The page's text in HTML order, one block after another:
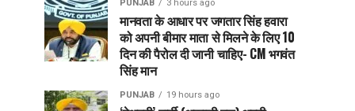
PUNJAB 3 hours ago
मानवता के आधार पर जगतार सिंह हवारा
को अपनी बीमार माता से मिलने के लिए 10
दिन की पैरोल दी जानी चाहिए- CM भगवंत
सिंह मान
PUNJAB 19 hours ago